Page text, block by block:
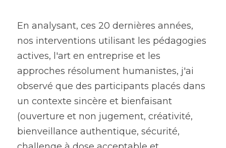
En analysant, ces 20 dernières années,
nos interventions utilisant les pédagogies
actives, l'art en entreprise et les
approches résolument humanistes, j'ai
observé que des participants placés dans
un contexte sincère et bienfaisant
(ouverture et non jugement, créativité,
bienveillance authentique, sécurité,